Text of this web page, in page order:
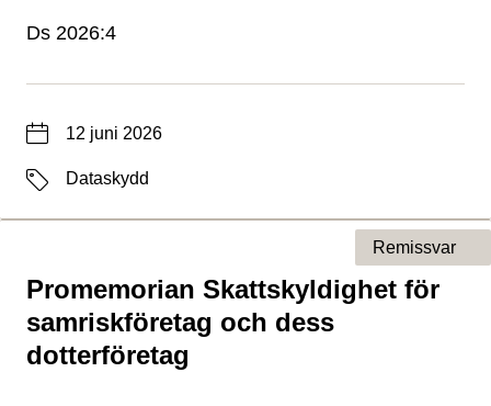
Ds 2026:4
Datum12 juni 2026
EtiketterDataskydd
Promemorian Skattskyldighet för
samriskföretag och dess
dotterföretag
Typ av sida
Remissvar